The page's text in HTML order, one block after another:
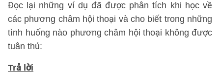
Đọc lại những ví dụ đã được phân tích khi học về
các phương châm hội thoại và cho biết trong những
tình huống nào phương châm hội thoại không được
tuân thủ:
Trả lời